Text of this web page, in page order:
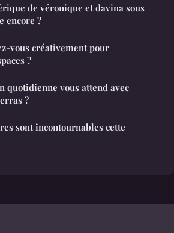
de véronique et davina sous
encore ?
vous créativement pour
?
quotidienne vous attend avec
?
sont incontournables cette